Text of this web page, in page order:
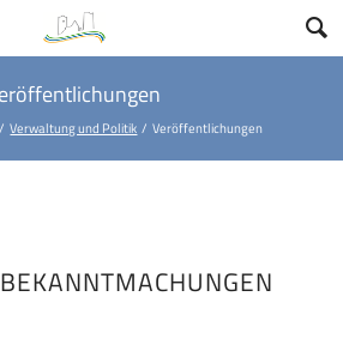
Verwaltung und Politik Veröffentlichungen